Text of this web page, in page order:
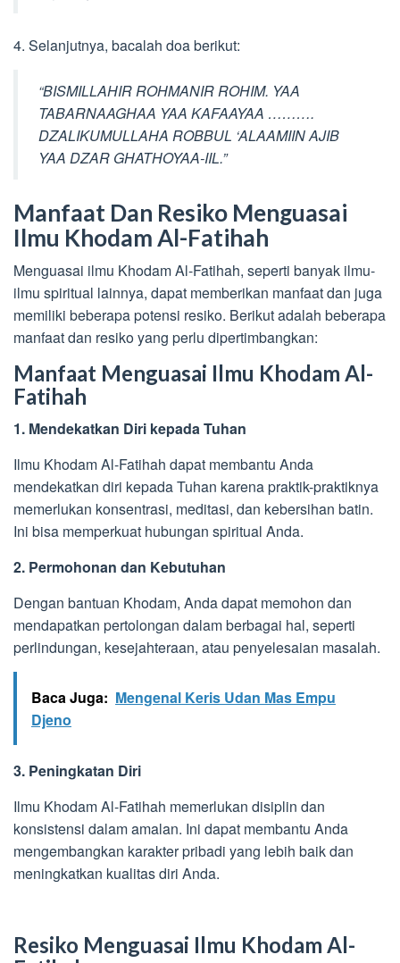
4. Selanjutnya, bacalah doa berikut:
“BISMILLAHIR ROHMANIR ROHIM. YAA
TABARNAAGHAA YAA KAFAAYAA ……….
DZALIKUMULLAHA ROBBUL ‘ALAAMIIN AJIB
YAA DZAR GHATHOYAA-IIL.”
Manfaat Dan Resiko Menguasai
Ilmu Khodam Al-Fatihah
Menguasai ilmu Khodam Al-Fatihah, seperti banyak ilmu-
ilmu spiritual lainnya, dapat memberikan manfaat dan juga
memiliki beberapa potensi resiko. Berikut adalah beberapa
manfaat dan resiko yang perlu dipertimbangkan:
Manfaat Menguasai Ilmu Khodam Al-
Fatihah
1. Mendekatkan Diri kepada Tuhan
Ilmu Khodam Al-Fatihah dapat membantu Anda
mendekatkan diri kepada Tuhan karena praktik-praktiknya
memerlukan konsentrasi, meditasi, dan kebersihan batin.
Ini bisa memperkuat hubungan spiritual Anda.
2. Permohonan dan Kebutuhan
Dengan bantuan Khodam, Anda dapat memohon dan
mendapatkan pertolongan dalam berbagai hal, seperti
perlindungan, kesejahteraan, atau penyelesaian masalah.
Baca Juga: Mengenal Keris Udan Mas Empu
Djeno
3. Peningkatan Diri
Ilmu Khodam Al-Fatihah memerlukan disiplin dan
konsistensi dalam amalan. Ini dapat membantu Anda
mengembangkan karakter pribadi yang lebih baik dan
meningkatkan kualitas diri Anda.
Resiko Menguasai Ilmu Khodam Al-